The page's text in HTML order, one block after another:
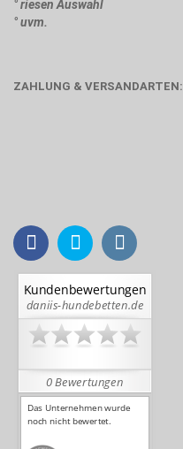
° riesen Auswahl
° uvm.
ZAHLUNG & VERSANDARTEN: